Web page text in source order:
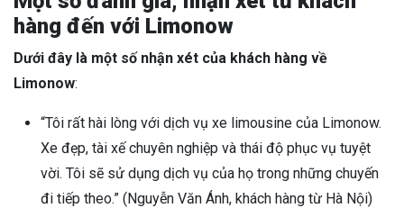
hàng đến với Limonow
Dưới đây là một số nhận xét của khách hàng về
Limonow:
“Tôi rất hài lòng với dịch vụ xe limousine của Limonow.
Xe đẹp, tài xế chuyên nghiệp và thái độ phục vụ tuyệt
vời. Tôi sẽ sử dụng dịch vụ của họ trong những chuyến
đi tiếp theo.” (Nguyễn Văn Ánh, khách hàng từ Hà Nội)